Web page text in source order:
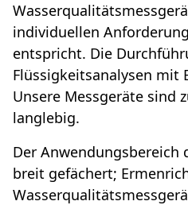
individuellen
entspricht. Die
Flüssigkeitsanalysen mit
Unsere Messgeräte sind
langlebig.
Der Anwendungsbereich
breit gefächert;